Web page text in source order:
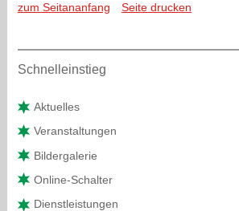
zum Seitananfang Seite drucken
Sidebar
Schnelleinstieg
Aktuelles
Veranstaltungen
Bildergalerie
Online-Schalter
Dienstleistungen